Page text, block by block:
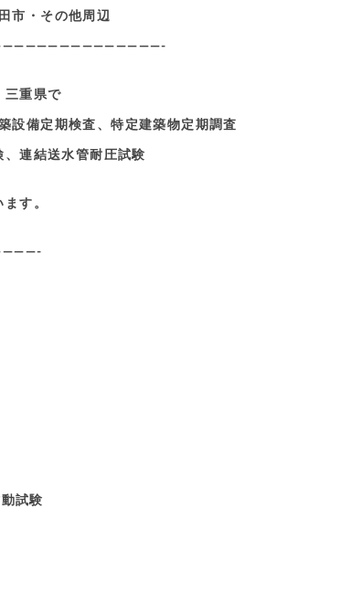
市・その他周辺
三重県で
備定期検査、特定建築物定期調査
連結送水管耐圧試験
す。
験